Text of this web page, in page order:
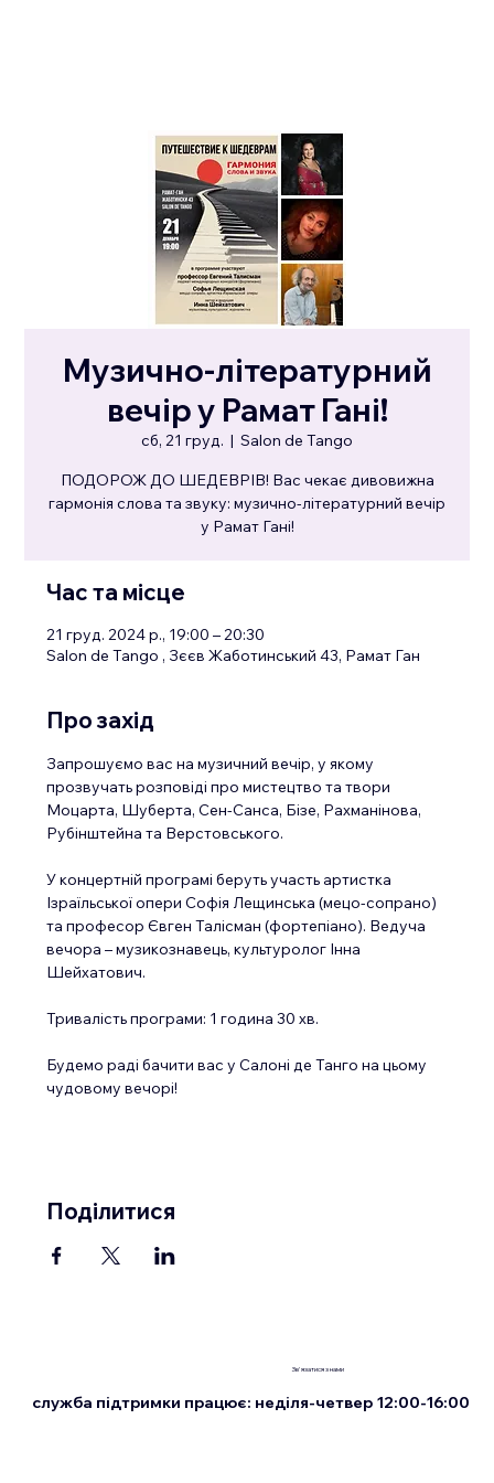
Музично-літературний
вечір у Рамат Гані!
сб, 21 груд.
  |
Salon de Tango
ПОДОРОЖ ДО ШЕДЕВРІВ! Вас чекає дивовижна
гармонія слова та звуку: музично-літературний вечір
у Рамат Гані!
Час та місце
21 груд. 2024 р., 19:00 – 20:30
Salon de Tango , Зєєв Жаботинський 43, Рамат Ган
Про захід
Запрошуємо вас на музичний вечір, у якому
прозвучать розповіді про мистецтво та твори
Моцарта, Шуберта, Сен-Санса, Бізе, Рахманінова,
Рубінштейна та Верстовського.
У концертній програмі беруть участь артистка
Ізраїльської опери Софія Лещинська (мецо-сопрано)
та професор Євген Талісман (фортепіано). Ведуча
вечора – музикознавець, культуролог Інна
Шейхатович.
Тривалість програми: 1 година 30 хв.
Будемо раді бачити вас у Салоні де Танго на цьому
чудовому вечорі!
Поділитися
Зв'язатися з нами
служба підтримки працює: неділя-четвер 12:00-16:00